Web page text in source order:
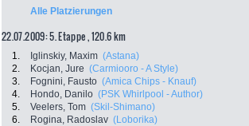
Alle Platzierungen
22.07.2009: 5. Etappe , 120.6 km
1. Iglinskiy, Maxim (Astana)
2.
Kocjan, Jure (Carmiooro - A Style)
3.
Fognini, Fausto (Amica Chips - Knauf)
4.
Hondo, Danilo (PSK Whirlpool - Author)
5.
Veelers, Tom (Skil-Shimano)
6.
Rogina, Radoslav (Loborika)